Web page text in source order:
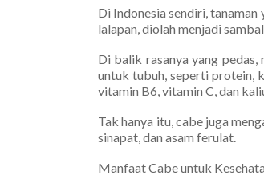
Di Indonesia sendiri,
lalapan, diolah menjadi
Di balik rasanya yang
untuk tubuh, seperti protein,
vitamin B6, vitamin C, dan
Tak hanya itu, cabe juga
sinapat, dan asam ferulat.
Manfaat Cabe untuk